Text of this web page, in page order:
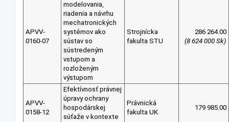
APVV-
0160-07
modelovania,
riadenia a návrhu
mechatronických
systémov ako
sústav so
sústredeným
vstupom a
rozloženým
výstupom
Strojnícka
fakulta STU
286 264.00
(8 624 000 Sk)
APVV-
0158-12
Efektívnosť právnej
úpravy ochrany
hospodárskej
súťaže v kontexte
Právnická
fakulta UK
179 985.00